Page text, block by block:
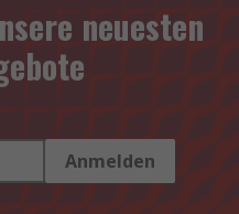
neuesten
Anmelden